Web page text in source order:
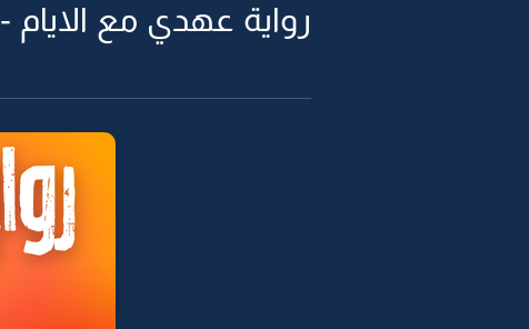
رواية عهدي مع الايام -26